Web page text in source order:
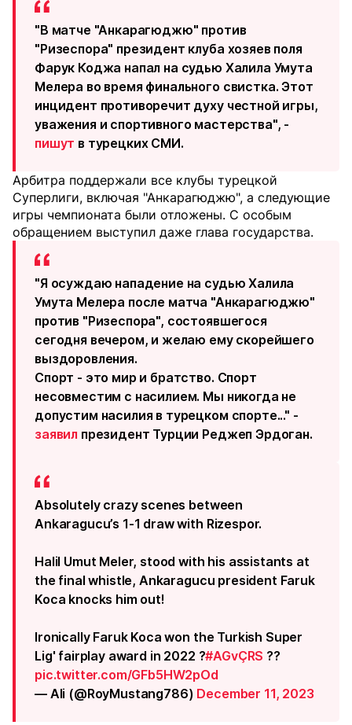
"В матче "Анкарагюджю" против
"Ризеспора" президент клуба хозяев поля
Фарук Коджа напал на судью Халила Умута
Мелера во время финального свистка. Этот
инцидент противоречит духу честной игры,
уважения и спортивного мастерства", -
пишут в турецких СМИ.
Арбитра поддержали все клубы турецкой
Суперлиги, включая "Анкарагюджю", а следующие
игры чемпионата были отложены. С особым
обращением выступил даже глава государства.
"Я осуждаю нападение на судью Халила
Умута Мелера после матча "Анкарагюджю"
против "Ризеспора", состоявшегося
сегодня вечером, и желаю ему скорейшего
выздоровления.
Спорт - это мир и братство. Спорт
несовместим с насилием. Мы никогда не
допустим насилия в турецком спорте..." -
заявил президент Турции Реджеп Эрдоган.
Absolutely crazy scenes between
Ankaragucu’s 1-1 draw with Rizespor.
Halil Umut Meler, stood with his assistants at
the final whistle, Ankaragucu president Faruk
Koca knocks him out!
Ironically Faruk Koca won the Turkish Super
Lig' fairplay award in 2022 ?#AGvÇRS ??
pic.twitter.com/GFb5HW2pOd
— Ali (@RoyMustang786) December 11, 2023